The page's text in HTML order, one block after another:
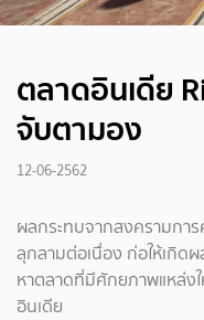
ตลาดอินเดีย
จับตามอง
12-06-2562
ผลกระทบจากสงครามการ
ลุกลามต่อเนื่อง ก่อให้เกิด
หาตลาดที่มีศักยภาพแหล่ง
อินเดีย